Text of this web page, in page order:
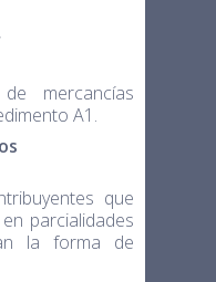
mercancías
A1.
que
parcialidades
la forma de